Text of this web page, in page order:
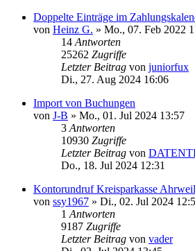
Doppelte Einträge im
von Heinz G. » Mo., 07. Feb 2022
14 Antworten
25262 Zugriffe
Letzter Beitrag von juniorfux
Di., 27. Aug 2024 16:06
Import von Buchungen
von J-B » Mo., 01. Jul 2024 13:57
3 Antworten
10930 Zugriffe
Letzter Beitrag von
Do., 18. Jul 2024 12:31
Kontorundruf Kreisparkasse
von ssy1967 » Di., 02. Jul 2024
1 Antworten
9187 Zugriffe
Letzter Beitrag von vader